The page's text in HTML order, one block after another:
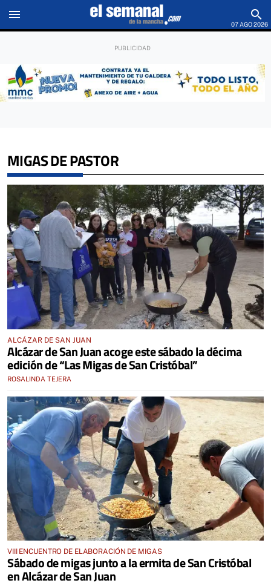
menu search
07 AGO 2026
MIGAS DE PASTOR
ALCÁZAR DE SAN JUAN
Alcázar de San Juan acoge este sábado la décima
edición de “Las Migas de San Cristóbal”
ROSALINDA TEJERA
VIII ENCUENTRO DE ELABORACIÓN DE MIGAS
Sábado de migas junto a la ermita de San Cristóbal
en Alcázar de San Juan